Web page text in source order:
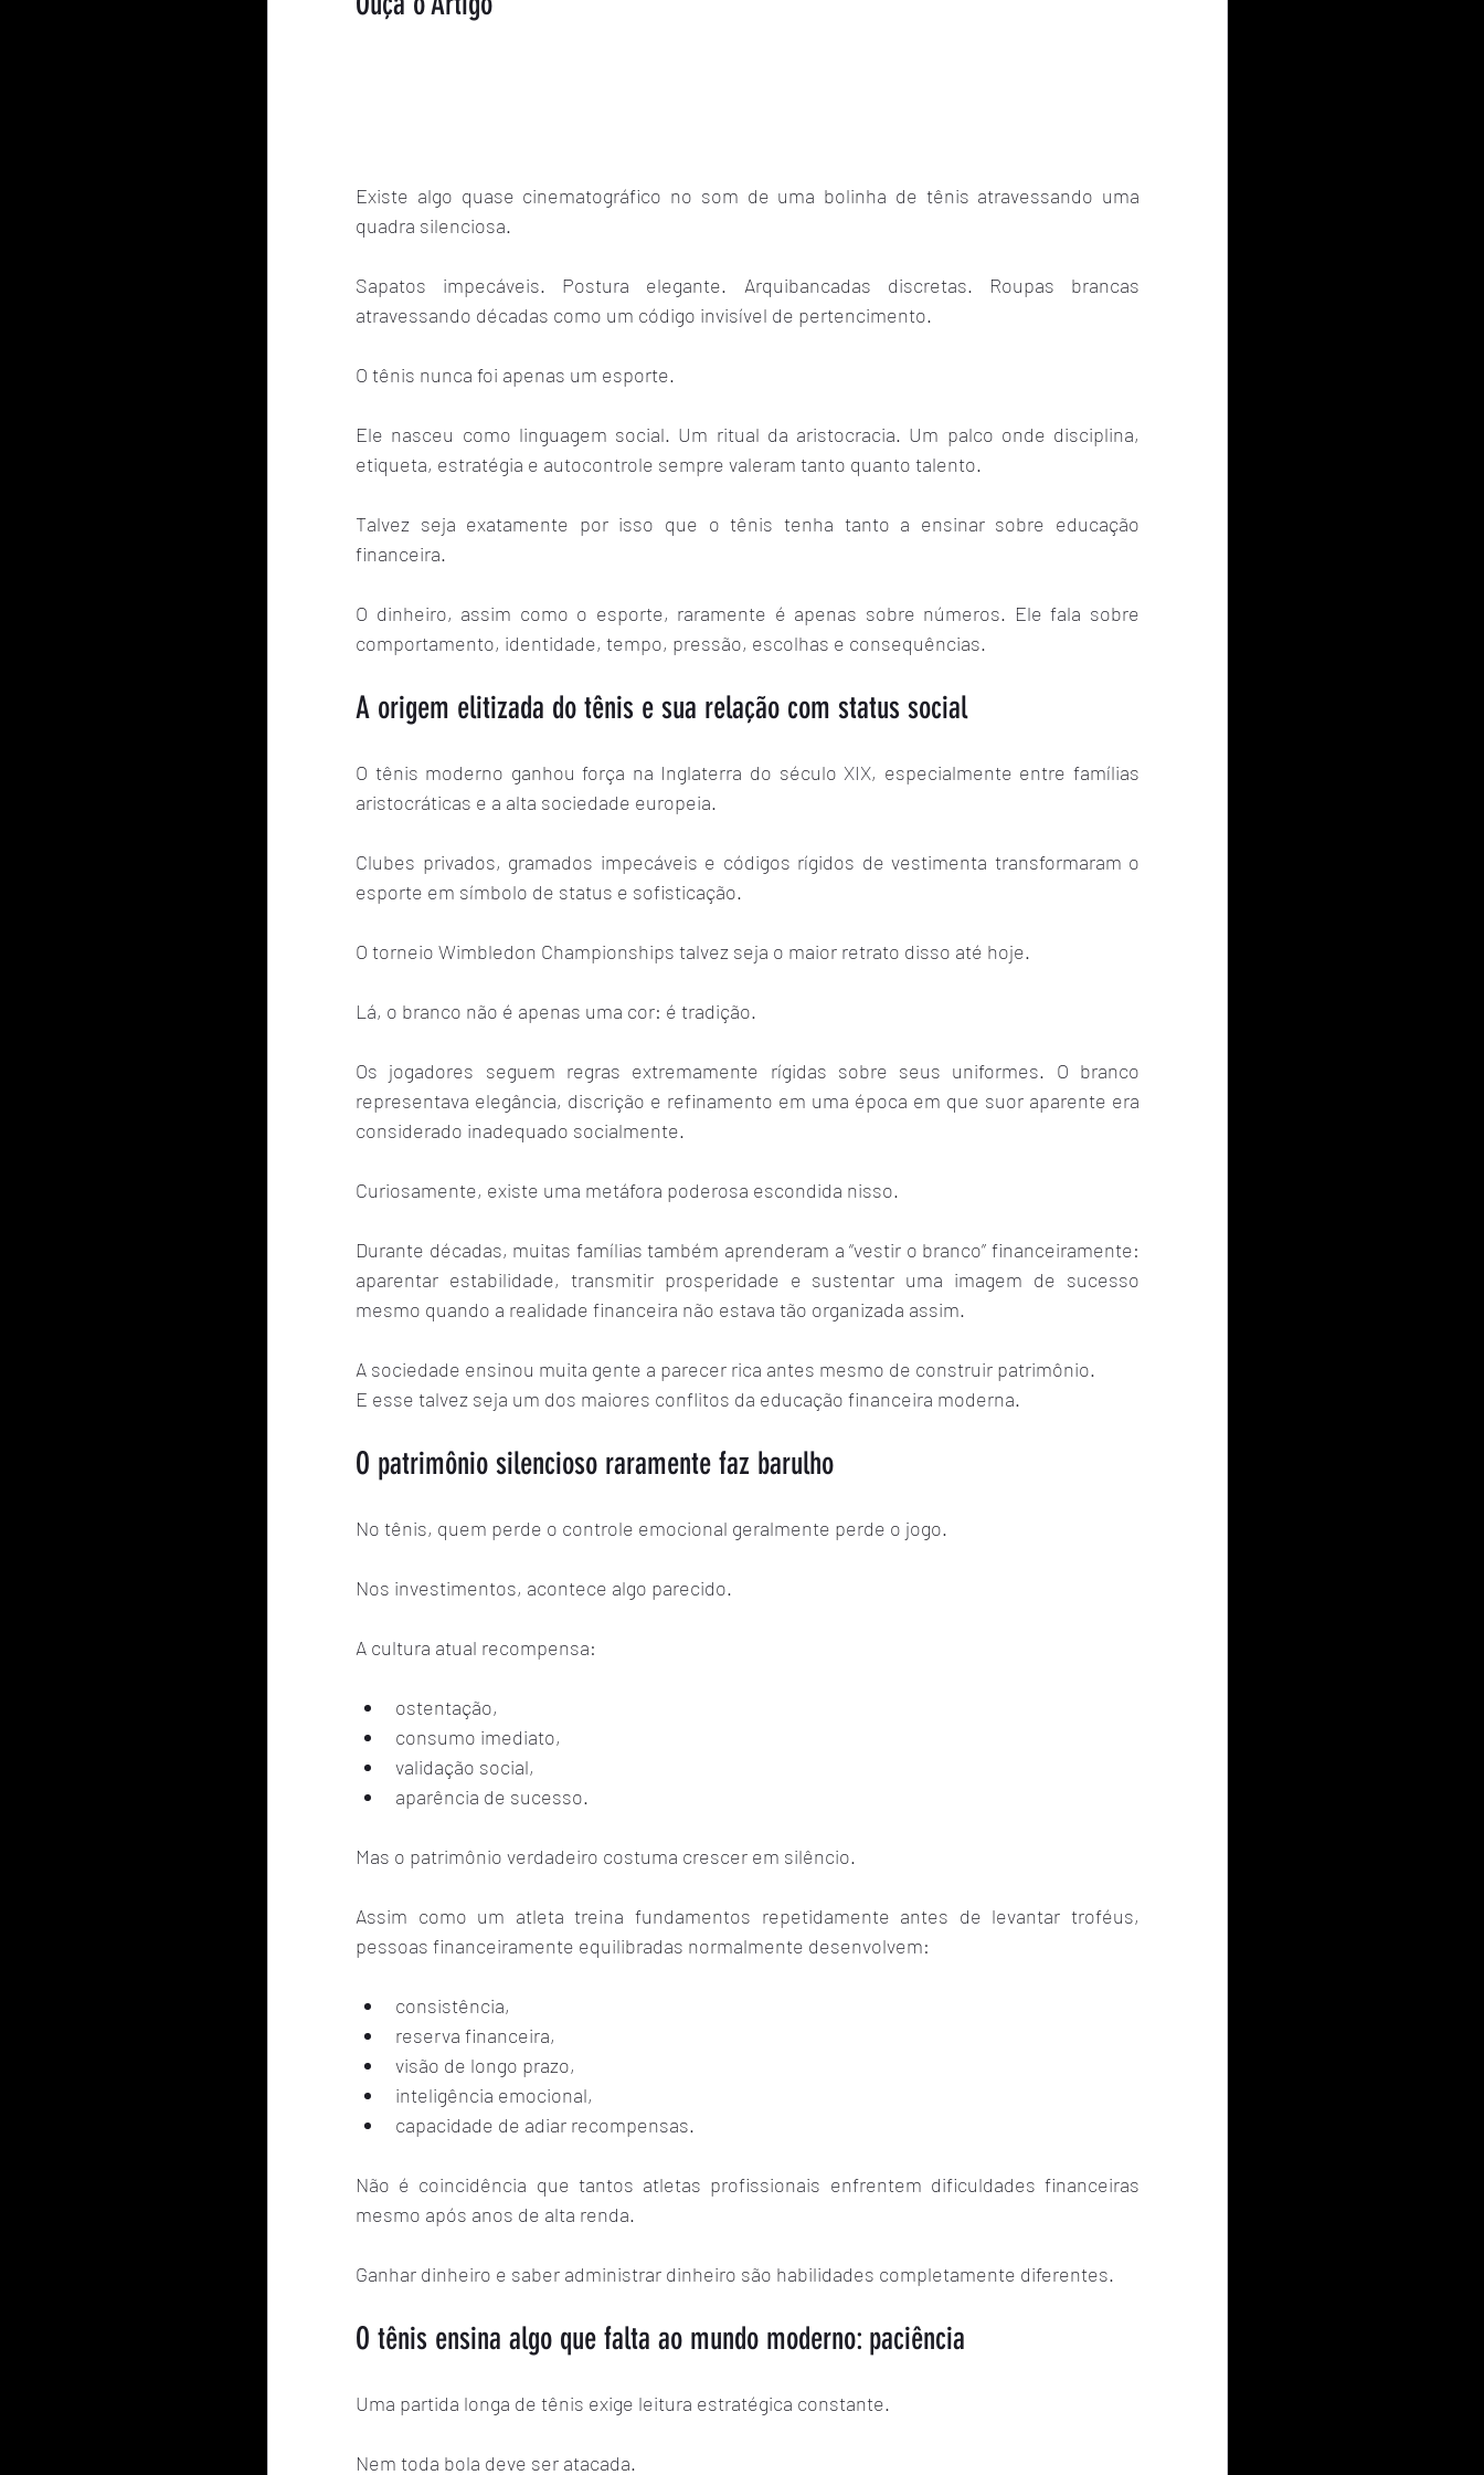
Existe algo quase cinematográfico no som de uma bolinha de tênis atravessando uma
quadra silenciosa.
Sapatos impecáveis. Postura elegante. Arquibancadas discretas. Roupas brancas
atravessando décadas como um código invisível de pertencimento.
O tênis nunca foi apenas um esporte.
Ele nasceu como linguagem social. Um ritual da aristocracia. Um palco onde disciplina,
etiqueta, estratégia e autocontrole sempre valeram tanto quanto talento.
Talvez seja exatamente por isso que o tênis tenha tanto a ensinar sobre educação
financeira.
O dinheiro, assim como o esporte, raramente é apenas sobre números. Ele fala sobre
comportamento, identidade, tempo, pressão, escolhas e consequências.
A origem elitizada do tênis e sua relação com status social
O tênis moderno ganhou força na Inglaterra do século XIX, especialmente entre famílias
aristocráticas e a alta sociedade europeia.
Clubes privados, gramados impecáveis e códigos rígidos de vestimenta transformaram o
esporte em símbolo de status e sofisticação.
O torneio Wimbledon Championships talvez seja o maior retrato disso até hoje.
Lá, o branco não é apenas uma cor: é tradição.
Os jogadores seguem regras extremamente rígidas sobre seus uniformes. O branco
representava elegância, discrição e refinamento em uma época em que suor aparente era
considerado inadequado socialmente.
Curiosamente, existe uma metáfora poderosa escondida nisso.
Durante décadas, muitas famílias também aprenderam a “vestir o branco” financeiramente:
aparentar estabilidade, transmitir prosperidade e sustentar uma imagem de sucesso
mesmo quando a realidade financeira não estava tão organizada assim.
A sociedade ensinou muita gente a parecer rica antes mesmo de construir patrimônio.
E esse talvez seja um dos maiores conflitos da educação financeira moderna.
O patrimônio silencioso raramente faz barulho
No tênis, quem perde o controle emocional geralmente perde o jogo.
Nos investimentos, acontece algo parecido.
A cultura atual recompensa:
ostentação,
consumo imediato,
validação social,
aparência de sucesso.
Mas o patrimônio verdadeiro costuma crescer em silêncio.
Assim como um atleta treina fundamentos repetidamente antes de levantar troféus,
pessoas financeiramente equilibradas normalmente desenvolvem:
consistência,
reserva financeira,
visão de longo prazo,
inteligência emocional,
capacidade de adiar recompensas.
Não é coincidência que tantos atletas profissionais enfrentem dificuldades financeiras
mesmo após anos de alta renda.
Ganhar dinheiro e saber administrar dinheiro são habilidades completamente diferentes.
O tênis ensina algo que falta ao mundo moderno: paciência
Uma partida longa de tênis exige leitura estratégica constante.
Nem toda bola deve ser atacada.